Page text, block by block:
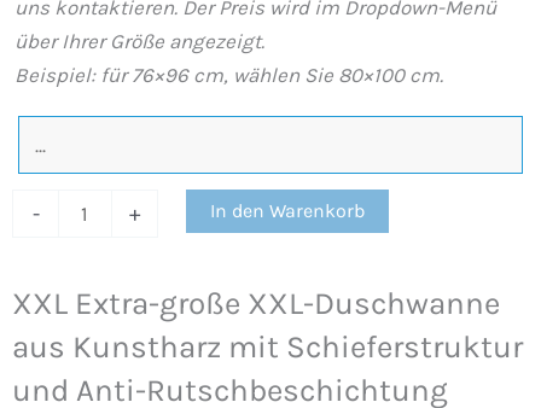
XXL Extra-große XXL-Duschwanne
aus Kunstharz mit Schieferstruktur
und Anti-Rutschbeschichtung
uns kontaktieren. Der Preis wird im Dropdown-Menü
über Ihrer Größe angezeigt.
Beispiel: für 76×96 cm, wählen Sie 80×100 cm.
-
Schieferstruktur
und
Anti-
Rutschbeschichtung
GEBROCHENES
9001
+ In den Warenkorb